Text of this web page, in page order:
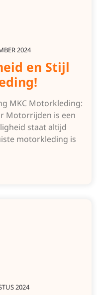
2024
en Stijl
MKC Motorkleding:
Motorrijden is een
staat altijd
motorkleding is
2024